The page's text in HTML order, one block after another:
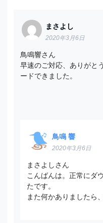
まさよし
2020年3月6日
鳥鳴響さん
早速のご対応、ありがと
ードできました。
鳥鳴 響
2020年3月6日
まさよしさん
こんばんは。正常にダ
たです。
また何かありましたら